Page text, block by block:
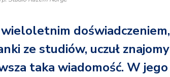
doświadczeniem,
ze studiów, uczuł znajomy
taka wiadomość. W jego